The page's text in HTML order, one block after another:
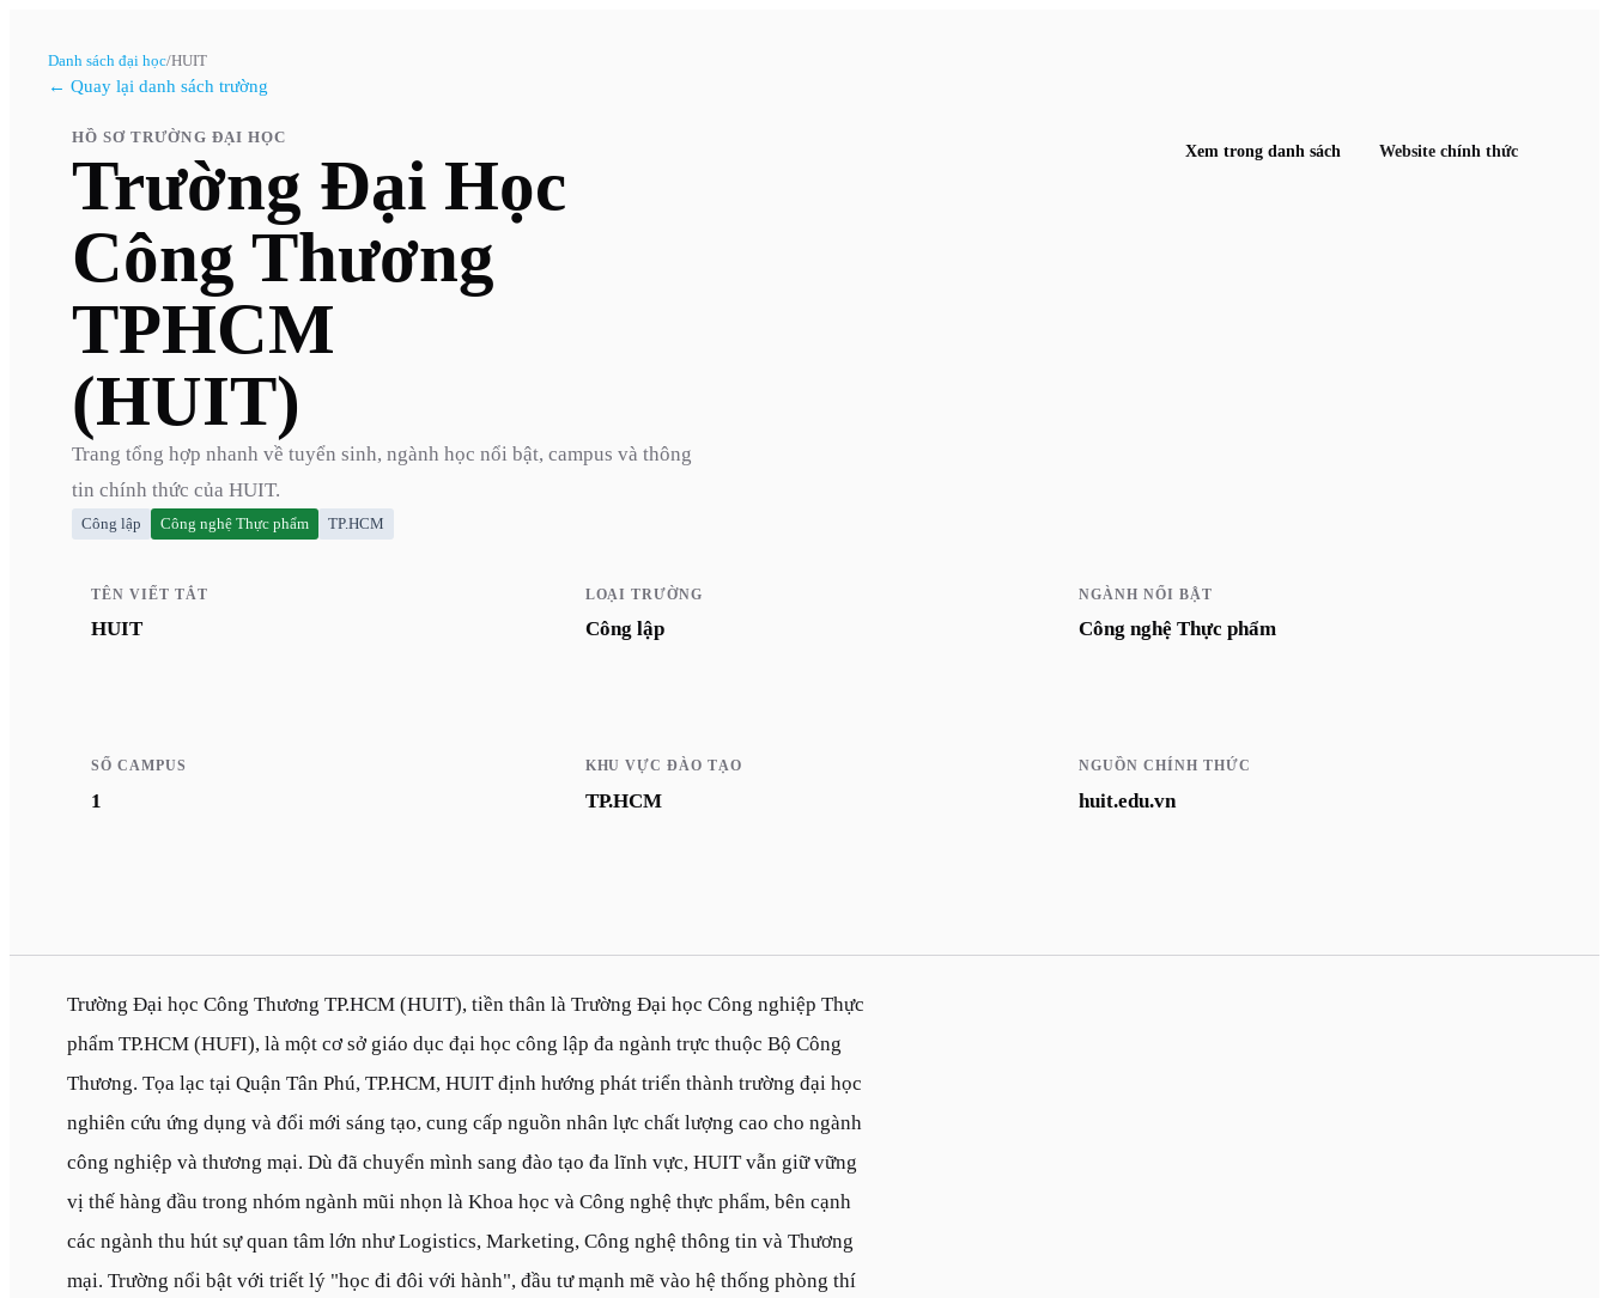
Danh sách đại học/HUIT
← Quay lại danh sách trường
HỒ SƠ TRƯỜNG ĐẠI HỌC
Trường Đại Học
Công Thương
TPHCM
(HUIT)
Trang tổng hợp nhanh về tuyển sinh, ngành học nổi bật, campus và thông
tin chính thức của HUIT.
Công lập Công nghệ Thực phẩm TP.HCM
Xem trong danh sách Website chính thức
TÊN VIẾT TẮT
HUIT
LOẠI TRƯỜNG
Công lập
NGÀNH NỔI BẬT
Công nghệ Thực phẩm
SỐ CAMPUS
1
KHU VỰC ĐÀO TẠO
TP.HCM
NGUỒN CHÍNH THỨC
huit.edu.vn
Trường Đại học Công Thương TP.HCM (HUIT), tiền thân là Trường Đại học Công nghiệp Thực
phẩm TP.HCM (HUFI), là một cơ sở giáo dục đại học công lập đa ngành trực thuộc Bộ Công
Thương. Tọa lạc tại Quận Tân Phú, TP.HCM, HUIT định hướng phát triển thành trường đại học
nghiên cứu ứng dụng và đổi mới sáng tạo, cung cấp nguồn nhân lực chất lượng cao cho ngành
công nghiệp và thương mại. Dù đã chuyển mình sang đào tạo đa lĩnh vực, HUIT vẫn giữ vững
vị thế hàng đầu trong nhóm ngành mũi nhọn là Khoa học và Công nghệ thực phẩm, bên cạnh
các ngành thu hút sự quan tâm lớn như Logistics, Marketing, Công nghệ thông tin và Thương
mại. Trường nổi bật với triết lý "học đi đôi với hành", đầu tư mạnh mẽ vào hệ thống phòng thí